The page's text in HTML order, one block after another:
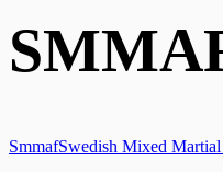
SmmafSwedish Mixed Martial